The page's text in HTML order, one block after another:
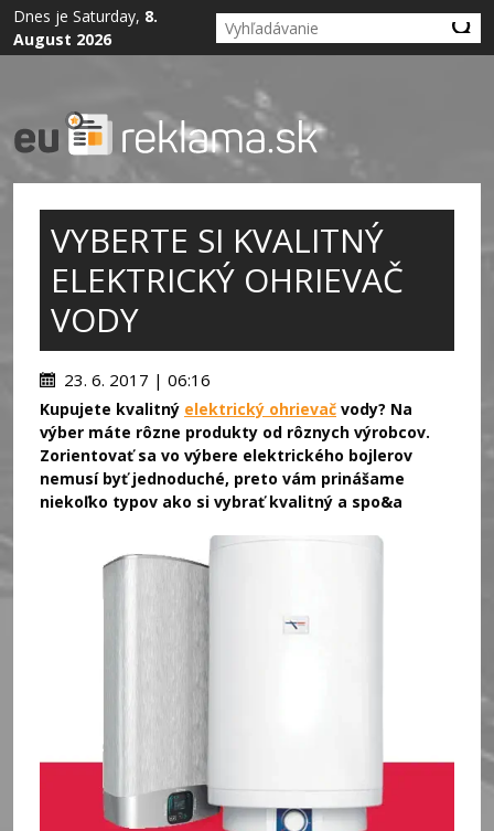
Dnes je Saturday, 8.
August 2026
VYBERTE SI KVALITNÝ
ELEKTRICKÝ OHRIEVAČ
VODY
23. 6. 2017 | 06:16
Kupujete kvalitný elektrický ohrievač vody? Na
výber máte rôzne produkty od rôznych výrobcov.
Zorientovať sa vo výbere elektrického bojlerov
nemusí byť jednoduché, preto vám prinášame
niekoľko typov ako si vybrať kvalitný a spo&a